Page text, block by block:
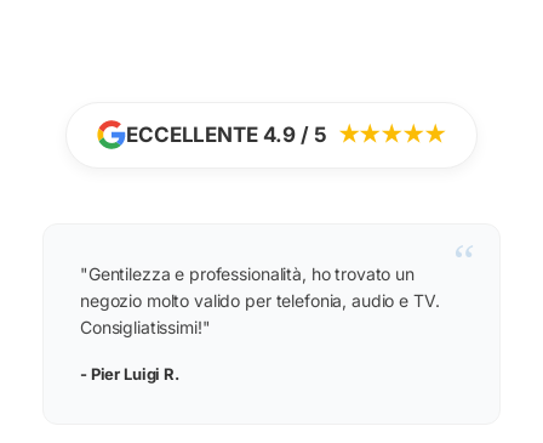
ECCELLENTE 4.9 / 5 ★★★★★
“
"Gentilezza e professionalità, ho trovato un
negozio molto valido per telefonia, audio e TV.
Consigliatissimi!"
- Pier Luigi R.